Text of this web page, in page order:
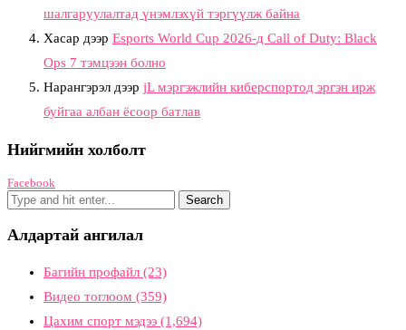
шалгаруулалтад үнэмлэхүй тэргүүлж байна
Хасар дээр Esports World Cup 2026-д Call of Duty: Black
Ops 7 тэмцээн болно
Нарангэрэл дээр jL мэргэжлийн киберспортод эргэн ирж
буйгаа албан ёсоор батлав
Нийгмийн холболт
Facebook
Алдартай ангилал
Багийн профайл (23)
Видео тоглоом (359)
Цахим спорт мэдээ (1,694)